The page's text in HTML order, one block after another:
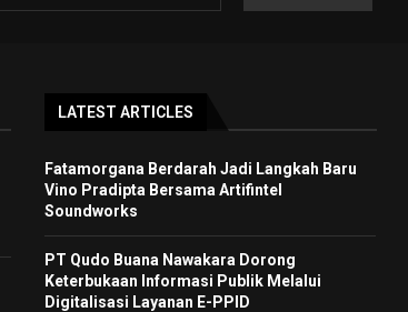
LATEST ARTICLES
Fatamorgana Berdarah Jadi Langkah Baru
Vino Pradipta Bersama Artifintel
Soundworks
PT Qudo Buana Nawakara Dorong
Keterbukaan Informasi Publik Melalui
Digitalisasi Layanan E-PPID